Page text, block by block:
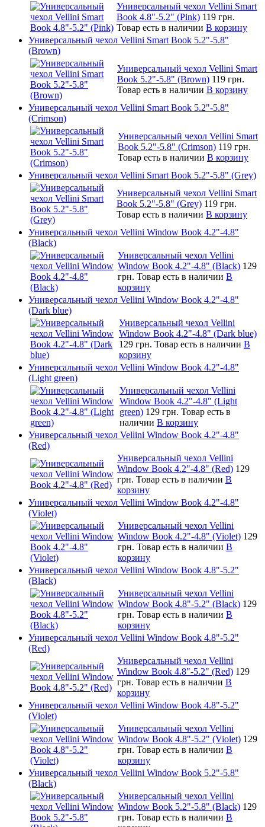
Универсальный чехол Vellini Smart
Book 4.8"-5.2" (Pink) 119 грн.
Товар есть в наличии В корзину
Универсальный чехол Vellini Smart Book 5.2"-5.8"
(Brown)
Универсальный чехол Vellini Smart
Book 5.2"-5.8" (Brown) 119 грн.
Товар есть в наличии В корзину
Универсальный чехол Vellini Smart Book 5.2"-5.8"
(Crimson)
Универсальный чехол Vellini Smart
Book 5.2"-5.8" (Crimson) 119 грн.
Товар есть в наличии В корзину
Универсальный чехол Vellini Smart Book 5.2"-5.8" (Grey)
Универсальный чехол Vellini Smart
Book 5.2"-5.8" (Grey) 119 грн.
Товар есть в наличии В корзину
Универсальный чехол Vellini Window Book 4.2"-4.8"
(Black)
Универсальный чехол Vellini
Window Book 4.2"-4.8" (Black) 129
грн. Товар есть в наличии В
корзину
Универсальный чехол Vellini Window Book 4.2"-4.8"
(Dark blue)
Универсальный чехол Vellini
Window Book 4.2"-4.8" (Dark blue)
129 грн. Товар есть в наличии В
корзину
Универсальный чехол Vellini Window Book 4.2"-4.8"
(Light green)
Универсальный чехол Vellini
Window Book 4.2"-4.8" (Light
green) 129 грн. Товар есть в
наличии В корзину
Универсальный чехол Vellini Window Book 4.2"-4.8"
(Red)
Универсальный чехол Vellini
Window Book 4.2"-4.8" (Red) 129
грн. Товар есть в наличии В
корзину
Универсальный чехол Vellini Window Book 4.2"-4.8"
(Violet)
Универсальный чехол Vellini
Window Book 4.2"-4.8" (Violet) 129
грн. Товар есть в наличии В
корзину
Универсальный чехол Vellini Window Book 4.8"-5.2"
(Black)
Универсальный чехол Vellini
Window Book 4.8"-5.2" (Black) 129
грн. Товар есть в наличии В
корзину
Универсальный чехол Vellini Window Book 4.8"-5.2"
(Red)
Универсальный чехол Vellini
Window Book 4.8"-5.2" (Red) 129
грн. Товар есть в наличии В
корзину
Универсальный чехол Vellini Window Book 4.8"-5.2"
(Violet)
Универсальный чехол Vellini
Window Book 4.8"-5.2" (Violet) 129
грн. Товар есть в наличии В
корзину
Универсальный чехол Vellini Window Book 5.2"-5.8"
(Black)
Универсальный чехол Vellini
Window Book 5.2"-5.8" (Black) 129
грн. Товар есть в наличии В